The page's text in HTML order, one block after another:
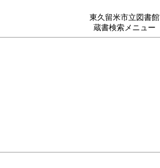
東久留米市立図書館
蔵書検索メニュー